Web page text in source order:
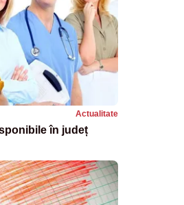
Actualitate
în județ